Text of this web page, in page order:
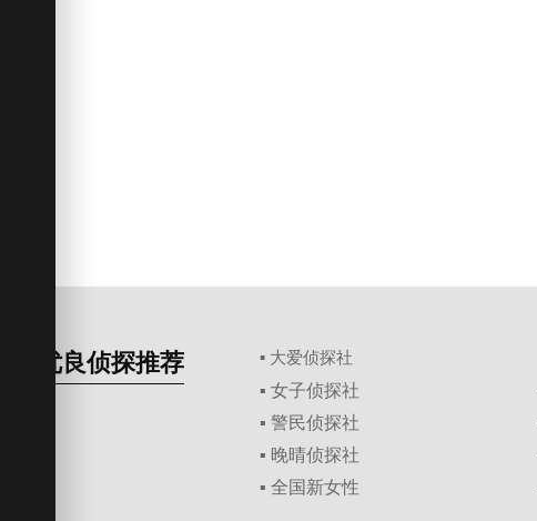
优良侦探推荐 ▪ 大爱侦探社
▪ 女子侦探社
▪ 警民侦探社
▪ 晚晴侦探社
▪ 全国新女性